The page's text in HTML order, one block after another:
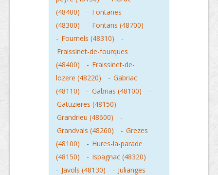
(48400)
- Fontanes
(48300)
- Fontans (48700)
- Fournels (48310)
-
Fraissinet-de-fourques
(48400)
- Fraissinet-de-
lozere (48220)
- Gabriac
(48110)
- Gabrias (48100)
-
Gatuzieres (48150)
-
Grandrieu (48600)
-
Grandvals (48260)
- Grezes
(48100)
- Hures-la-parade
(48150)
- Ispagnac (48320)
- Javols (48130) - Julianges